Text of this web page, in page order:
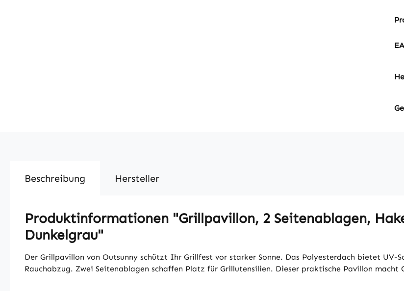
Beschreibung Hersteller
Produktinformationen "Grillpavillon, 2 Seitenablagen,
Dunkelgrau"
Der Grillpavillon von Outsunny schützt Ihr Grillfest vor starker Sonne. Das Polyesterdach bietet UV-
Rauchabzug. Zwei Seitenablagen schaffen Platz für Grillutensilien. Dieser praktische Pavillon macht